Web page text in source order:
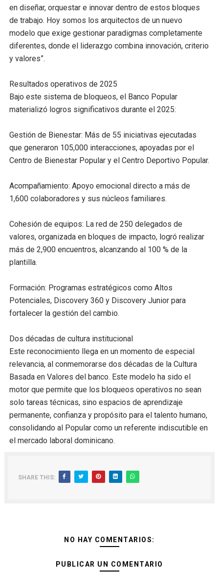
en diseñar, orquestar e innovar dentro de estos bloques
de trabajo. Hoy somos los arquitectos de un nuevo
modelo que exige gestionar paradigmas completamente
diferentes, donde el liderazgo combina innovación, criterio
y valores”.
Resultados operativos de 2025
Bajo este sistema de bloqueos, el Banco Popular
materializó logros significativos durante el 2025:
Gestión de Bienestar: Más de 55 iniciativas ejecutadas
que generaron 105,000 interacciones, apoyadas por el
Centro de Bienestar Popular y el Centro Deportivo Popular.
Acompañamiento: Apoyo emocional directo a más de
1,600 colaboradores y sus núcleos familiares.
Cohesión de equipos: La red de 250 delegados de
valores, organizada en bloques de impacto, logró realizar
más de 2,900 encuentros, alcanzando al 100 % de la
plantilla.
Formación: Programas estratégicos como Altos
Potenciales, Discovery 360 y Discovery Junior para
fortalecer la gestión del cambio.
Dos décadas de cultura institucional
Este reconocimiento llega en un momento de especial
relevancia, al conmemorarse dos décadas de la Cultura
Basada en Valores del banco. Este modelo ha sido el
motor que permite que los bloqueos operativos no sean
solo tareas técnicas, sino espacios de aprendizaje
permanente, confianza y propósito para el talento humano,
consolidando al Popular como un referente indiscutible en
el mercado laboral dominicano.
SHARE THIS:
NO HAY COMENTARIOS:
PUBLICAR UN COMENTARIO